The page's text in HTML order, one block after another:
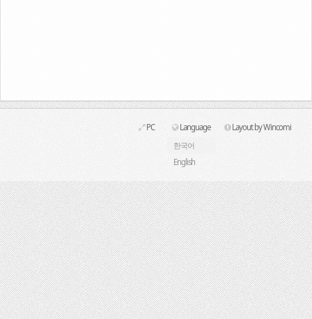
PC
Language
한국어
English
Layout by Wincomi